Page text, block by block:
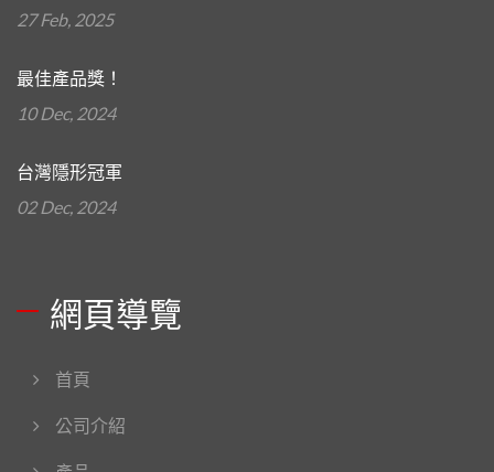
27 Feb, 2025
最佳產品獎！
10 Dec, 2024
台灣隱形冠軍
02 Dec, 2024
網頁導覽
首頁
公司介紹